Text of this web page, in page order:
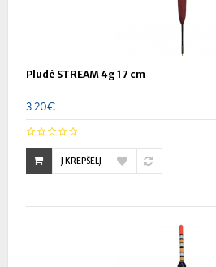
Pludė STREAM 4g 17 cm
3.20€
Į KREPŠELĮ